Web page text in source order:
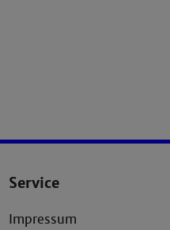
Service
Impressum